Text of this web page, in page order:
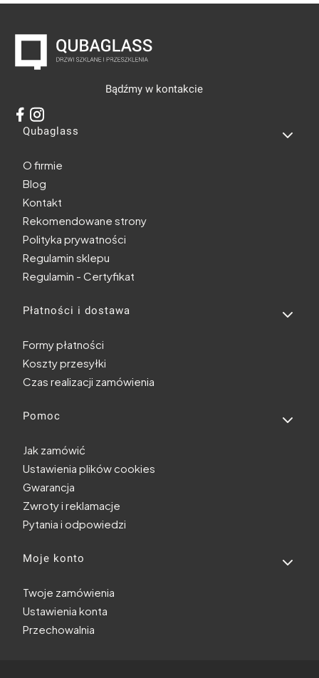
Bądźmy w kontakcie
Linki w stopce
Qubaglass
O firmie
Blog
Kontakt
Rekomendowane strony
Polityka prywatności
Regulamin sklepu
Regulamin - Certyfikat
Płatności i dostawa
Formy płatności
Koszty przesyłki
Czas realizacji zamówienia
Pomoc
Jak zamówić
Ustawienia plików cookies
Gwarancja
Zwroty i reklamacje
Pytania i odpowiedzi
Moje konto
Twoje zamówienia
Ustawienia konta
Przechowalnia